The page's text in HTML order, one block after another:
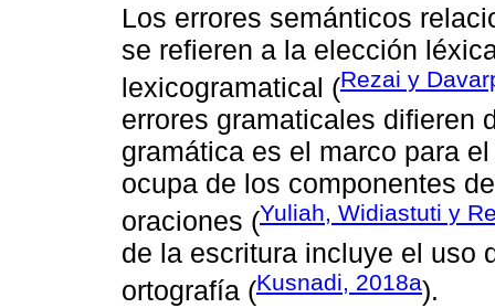
Los errores semánticos
se refieren a la elección
lexicogramatical (Rezai y
errores gramaticales difieren
gramática es el marco para
ocupa de los componentes
oraciones (Yuliah, Widiastuti y
de la escritura incluye el uso
ortografía (Kusnadi, 2018a).